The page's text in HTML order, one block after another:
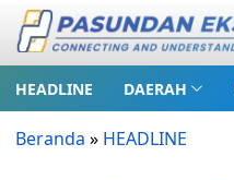
HEADLINE DAERAH
Beranda » HEADLINE